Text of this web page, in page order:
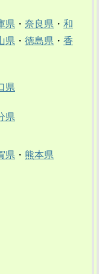
県 ・ 奈良県 ・ 和
県 ・ 徳島県 ・ 香
県
県
県 ・ 熊本県